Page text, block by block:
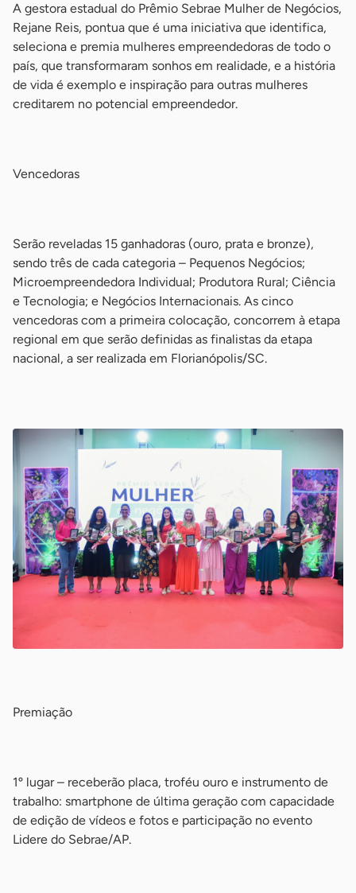
A gestora estadual do Prêmio Sebrae Mulher de Negócios,
Rejane Reis, pontua que é uma iniciativa que identifica,
seleciona e premia mulheres empreendedoras de todo o
país, que transformaram sonhos em realidade, e a história
de vida é exemplo e inspiração para outras mulheres
creditarem no potencial empreendedor.
Vencedoras
Serão reveladas 15 ganhadoras (ouro, prata e bronze),
sendo três de cada categoria – Pequenos Negócios;
Microempreendedora Individual; Produtora Rural; Ciência
e Tecnologia; e Negócios Internacionais. As cinco
vencedoras com a primeira colocação, concorrem à etapa
regional em que serão definidas as finalistas da etapa
nacional, a ser realizada em Florianópolis/SC.
Premiação
1º lugar – receberão placa, troféu ouro e instrumento de
trabalho: smartphone de última geração com capacidade
de edição de vídeos e fotos e participação no evento
Lidere do Sebrae/AP.